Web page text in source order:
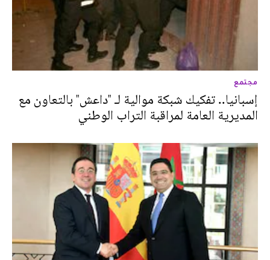
مجتمع
إسبانيا.. تفكيك شبكة موالية لـ "داعش" بالتعاون مع
المديرية العامة لمراقبة التراب الوطني